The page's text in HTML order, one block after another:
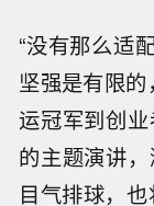
“没有那么适
坚强是有限
运冠军到创
的主题演讲
目气排球，